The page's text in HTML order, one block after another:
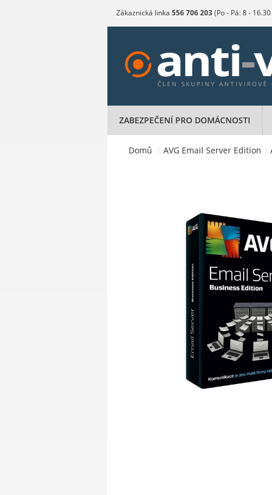
Zákaznická linka 556 706 203(Po - Pá: 8 -
ZABEZPEČENÍ PRO DOMÁCNOSTI
Domů / AVG Email Server Edition /